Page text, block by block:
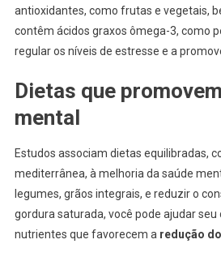
antioxidantes, como frutas e vegetais,
contêm ácidos graxos ômega-3, como
regular os níveis de estresse e a
Dietas que
mental
Estudos associam dietas equilibradas,
mediterrânea, à melhoria da saúde
legumes, grãos integrais, e reduzir o
gordura saturada, você pode ajudar
nutrientes que favorecem a redução